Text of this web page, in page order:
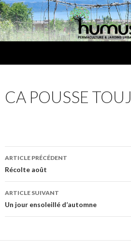
CA POUSSE
Navigation
des
articles
ARTICLE PRÉCÉDENT
Récolte août
ARTICLE SUIVANT
Un jour ensoleillé d’automne